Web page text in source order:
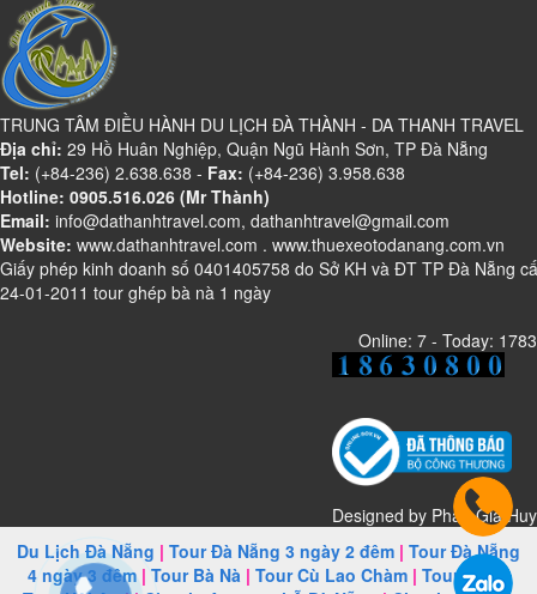
TRUNG TÂM ĐIỀU HÀNH DU LỊCH ĐÀ THÀNH - DA THANH TRAVEL
Địa chỉ: 29 Hồ Huân Nghiệp, Quận Ngũ Hành Sơn, TP Đà Nẵng
Tel: (+84-236) 2.638.638 - Fax: (+84-236) 3.958.638
Hotline: 0905.516.026 (Mr Thành)
Email: info@dathanhtravel.com, dathanhtravel@gmail.com
Website: www.dathanhtravel.com . www.thuexeotodanang.com.vn
Giấy phép kinh doanh số 0401405758 do Sở KH và ĐT TP Đà Nẵng
24-01-2011 tour ghép bà nà 1 ngày
Online: 7 - Today: 1783
Designed by Phan Gia Huy
Du Lịch Đà Nẵng | Tour Đà Nẵng 3 ngày 2 đêm | Tour Đà Nẵng
4 ngày 3 đêm| Tour Bà Nà | Tour Cù Lao Chàm| Tour Huế |